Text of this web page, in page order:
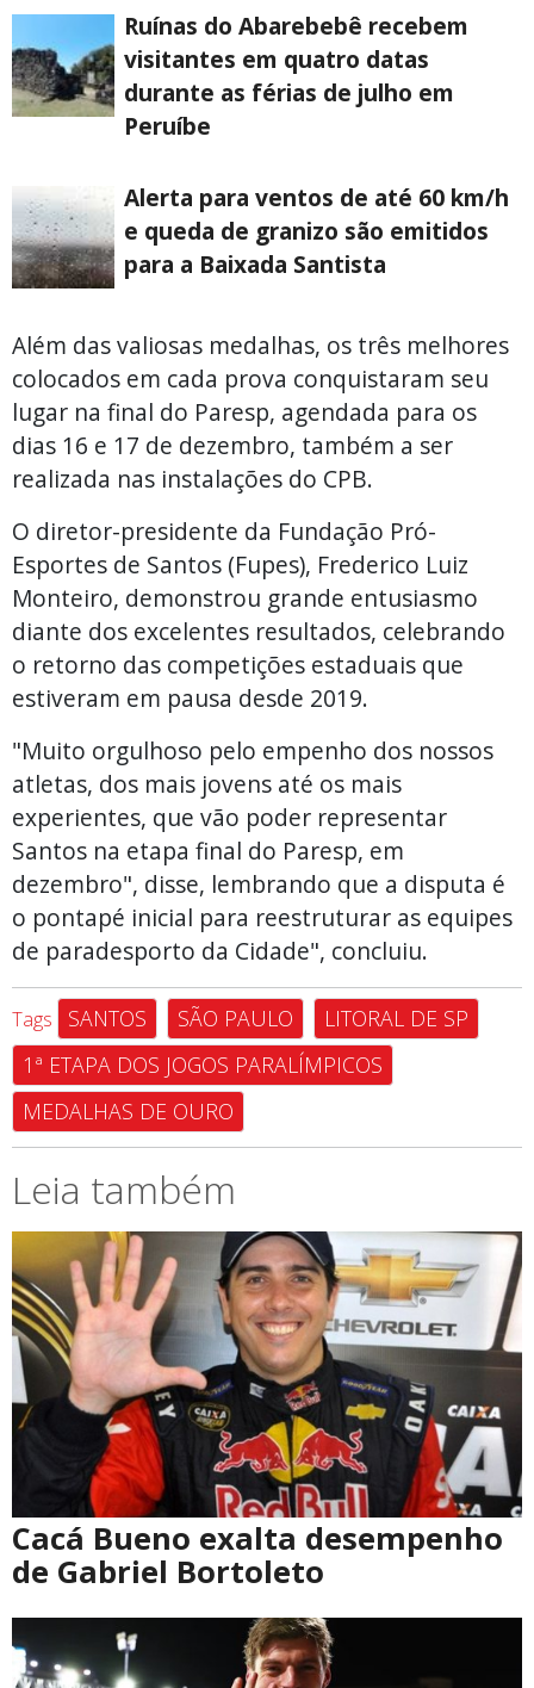
Ruínas do Abarebebê recebem
visitantes em quatro datas
durante as férias de julho em
Peruíbe
Alerta para ventos de até 60 km/h
e queda de granizo são emitidos
para a Baixada Santista
Além das valiosas medalhas, os três melhores
colocados em cada prova conquistaram seu
lugar na final do Paresp, agendada para os
dias 16 e 17 de dezembro, também a ser
realizada nas instalações do CPB.
O diretor-presidente da Fundação Pró-
Esportes de Santos (Fupes), Frederico Luiz
Monteiro, demonstrou grande entusiasmo
diante dos excelentes resultados, celebrando
o retorno das competições estaduais que
estiveram em pausa desde 2019.
"Muito orgulhoso pelo empenho dos nossos
atletas, dos mais jovens até os mais
experientes, que vão poder representar
Santos na etapa final do Paresp, em
dezembro", disse, lembrando que a disputa é
o pontapé inicial para reestruturar as equipes
de paradesporto da Cidade", concluiu.
Tags SANTOS SÃO PAULO
LITORAL DE SP
1ª ETAPA DOS JOGOS PARALÍMPICOS
MEDALHAS DE OURO
Leia também
Cacá Bueno exalta desempenho
de Gabriel Bortoleto